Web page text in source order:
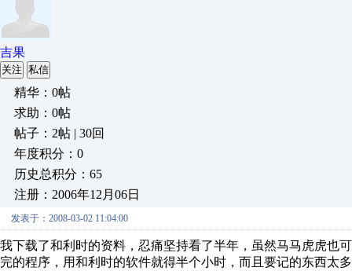
吉果
关注 私信
精华：0帖
求助：0帖
帖子：2帖 | 30回
年度积分：0
历史总积分：65
注册：2006年12月06日
发表于：2008-03-02 11:04:00
我下载了和利时的资料，忍痛坚持看了半年，虽然马马虎虎也
完的程序，用和利时的软件就得半个小时，而且要记的东西太